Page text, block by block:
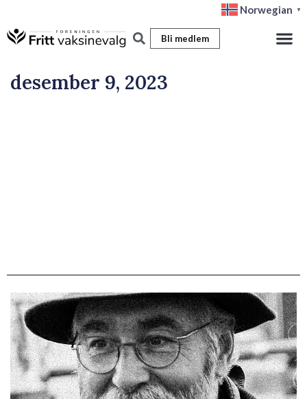
til
Norwegian ▼
Bli medlem
desember 9, 2023